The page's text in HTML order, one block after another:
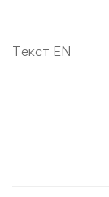
Текст EN